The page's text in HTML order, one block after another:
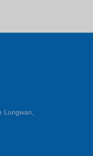
Longwan,